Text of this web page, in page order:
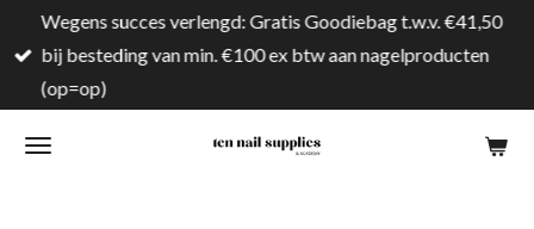
direct
naar
hoofdinhoud
Wegens succes verlengd: Gratis Goodiebag t.w.v. €41,50
bij besteding van min. €100 ex btw aan nagelproducten
(op=op)